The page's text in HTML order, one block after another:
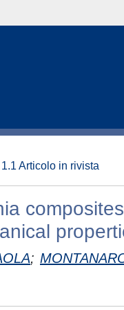
1.1 Articolo in rivista
;